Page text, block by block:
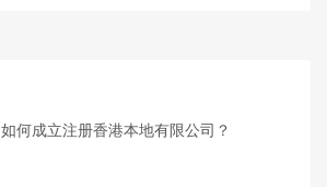
如何成立注册香港本地有限公司？